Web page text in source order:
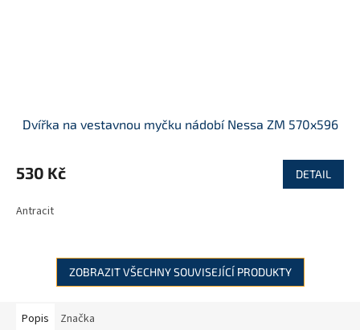
Dvířka na vestavnou myčku nádobí Nessa ZM 570x596
530 Kč DETAIL
Antracit
ZOBRAZIT VŠECHNY SOUVISEJÍCÍ PRODUKTY
Popis Značka